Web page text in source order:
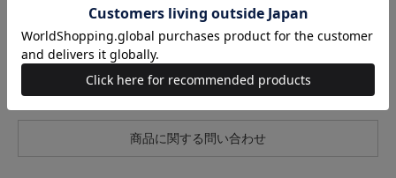
お買い物時のご利用ガイドはこちら
商品に関する問い合わせ